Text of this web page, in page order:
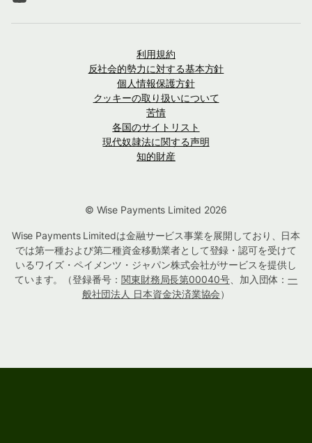
利用規約
反社会的勢力に対する基本方針
個人情報保護方針
クッキーの取り扱いについて
苦情
各国のサイトリスト
現代奴隷法に関する声明
知的財産
© Wise Payments Limited 2026
Wise Payments Limitedは金融サービス事業を展開しており、日本
では第一種および第二種資金移動業者として登録・認可を受けて
いるワイズ・ペイメンツ・ジャパン株式会社がサービスを提供し
ています。（登録番号： 関東財務局長第00040号、加入団体：一
般社団法人 日本資金決済業協会）